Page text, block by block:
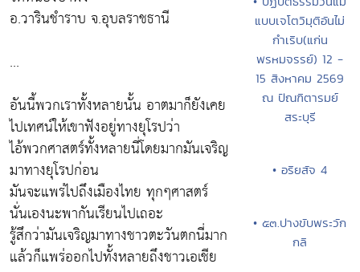
อ.วารินชำราบ จ.อุบลราชธานี
...
อันนี้พวกเราทั้งหลายนั้น อาตมาก็ยังเคย
ไปเทศน์ให้เขาฟังอยู่ทางยุโรปว่า
ไอ้พวกศาสตร์ทั้งหลายนี่โดยมากมันเจริญ
มาทางยุโรปก่อน
มันจะแพร่ไปถึงเมืองไทย ทุกๆศาสตร์
นั่นเองนะพากันเรียนไปเถอะ
รู้สึกว่ามันเจริญมาทางชาวตะวันตกนี่มาก
แล้วก็แพร่ออกไปทั้งหลายถึงชาวเอเชีย
แบบเจโตวิมุติอันไม่
กำเริบ(แก่น
พรหมจรรย์) 12 -
15 สิงหาคม 2569
ณ ปัณฑิตารมย์
สระบุรี
• อริยสัจ 4
• ๕๓.ปางขับพระวัก
กลิ